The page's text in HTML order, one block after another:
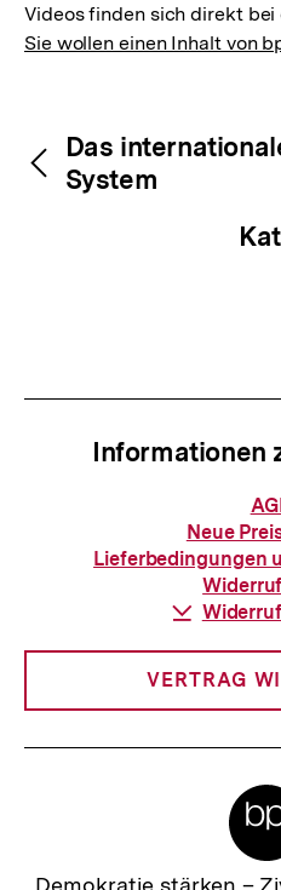
Videos finden sich direkt
Sie wollen einen Inhalt von
Inhaltsnavigation
Das
System
Informationen
Neue
Lieferbedingungen
VERTRAG
Zur
Demokratie stärken –